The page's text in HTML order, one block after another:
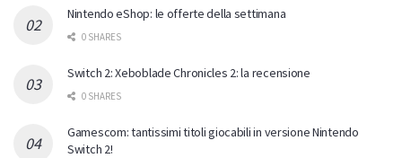
Nintendo eShop: le offerte della settimana
0 SHARES
Switch 2: Xeboblade Chronicles 2: la recensione
0 SHARES
Gamescom: tantissimi titoli giocabili in versione Nintendo
Switch 2!